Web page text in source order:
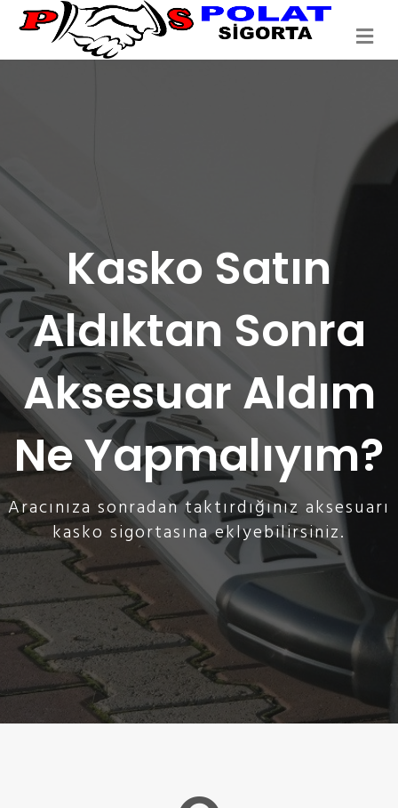
Kasko Satın
Aldıktan Sonra
Aksesuar Aldım
Ne Yapmalıyım?
Aracınıza sonradan taktırdığınız aksesuarı
kasko sigortasına eklyebilirsiniz.